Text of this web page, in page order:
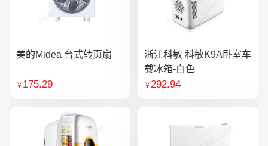
美的Midea 台式转页扇
￥ 175.29
浙江科敏 科敏K9A卧室车
载冰箱-白色
￥292.94